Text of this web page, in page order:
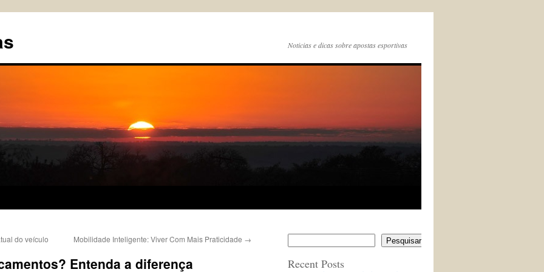
Noticias e dicas sobre apostas esportivas
do veículo Mobilidade Inteligente: Viver Com Mais Praticidade →
Entenda a diferença
Pesquisar
Recent Posts